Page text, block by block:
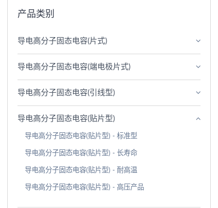
产品类别
导电高分子固态电容(片式)
导电高分子固态电容(端电极片式)
导电高分子固态电容(引线型)
导电高分子固态电容(贴片型)
导电高分子固态电容(贴片型) - 标准型
导电高分子固态电容(贴片型) - 长寿命
导电高分子固态电容(贴片型) - 耐高温
导电高分子固态电容(贴片型) - 高压产品